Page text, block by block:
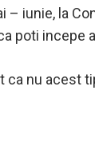
iunie, la
poti incepe
nu acest